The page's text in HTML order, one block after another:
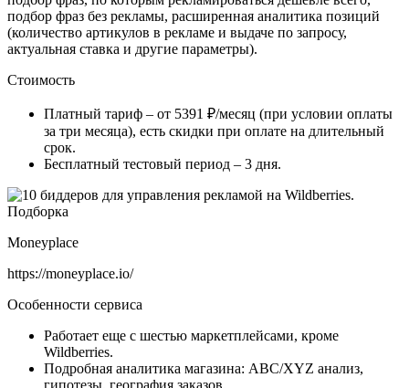
подбор фраз без рекламы, расширенная аналитика позиций
(количество артикулов в рекламе и выдаче по запросу,
актуальная ставка и другие параметры).
Стоимость
Платный тариф – от 5391 ₽/месяц (при условии оплаты
за три месяца), есть скидки при оплате на длительный
срок.
Бесплатный тестовый период – 3 дня.
Moneyplace
https://moneyplace.io/
Особенности сервиса
Работает еще с шестью маркетплейсами, кроме
Wildberries.
Подробная аналитика магазина: ABC/XYZ анализ,
гипотезы, география заказов.